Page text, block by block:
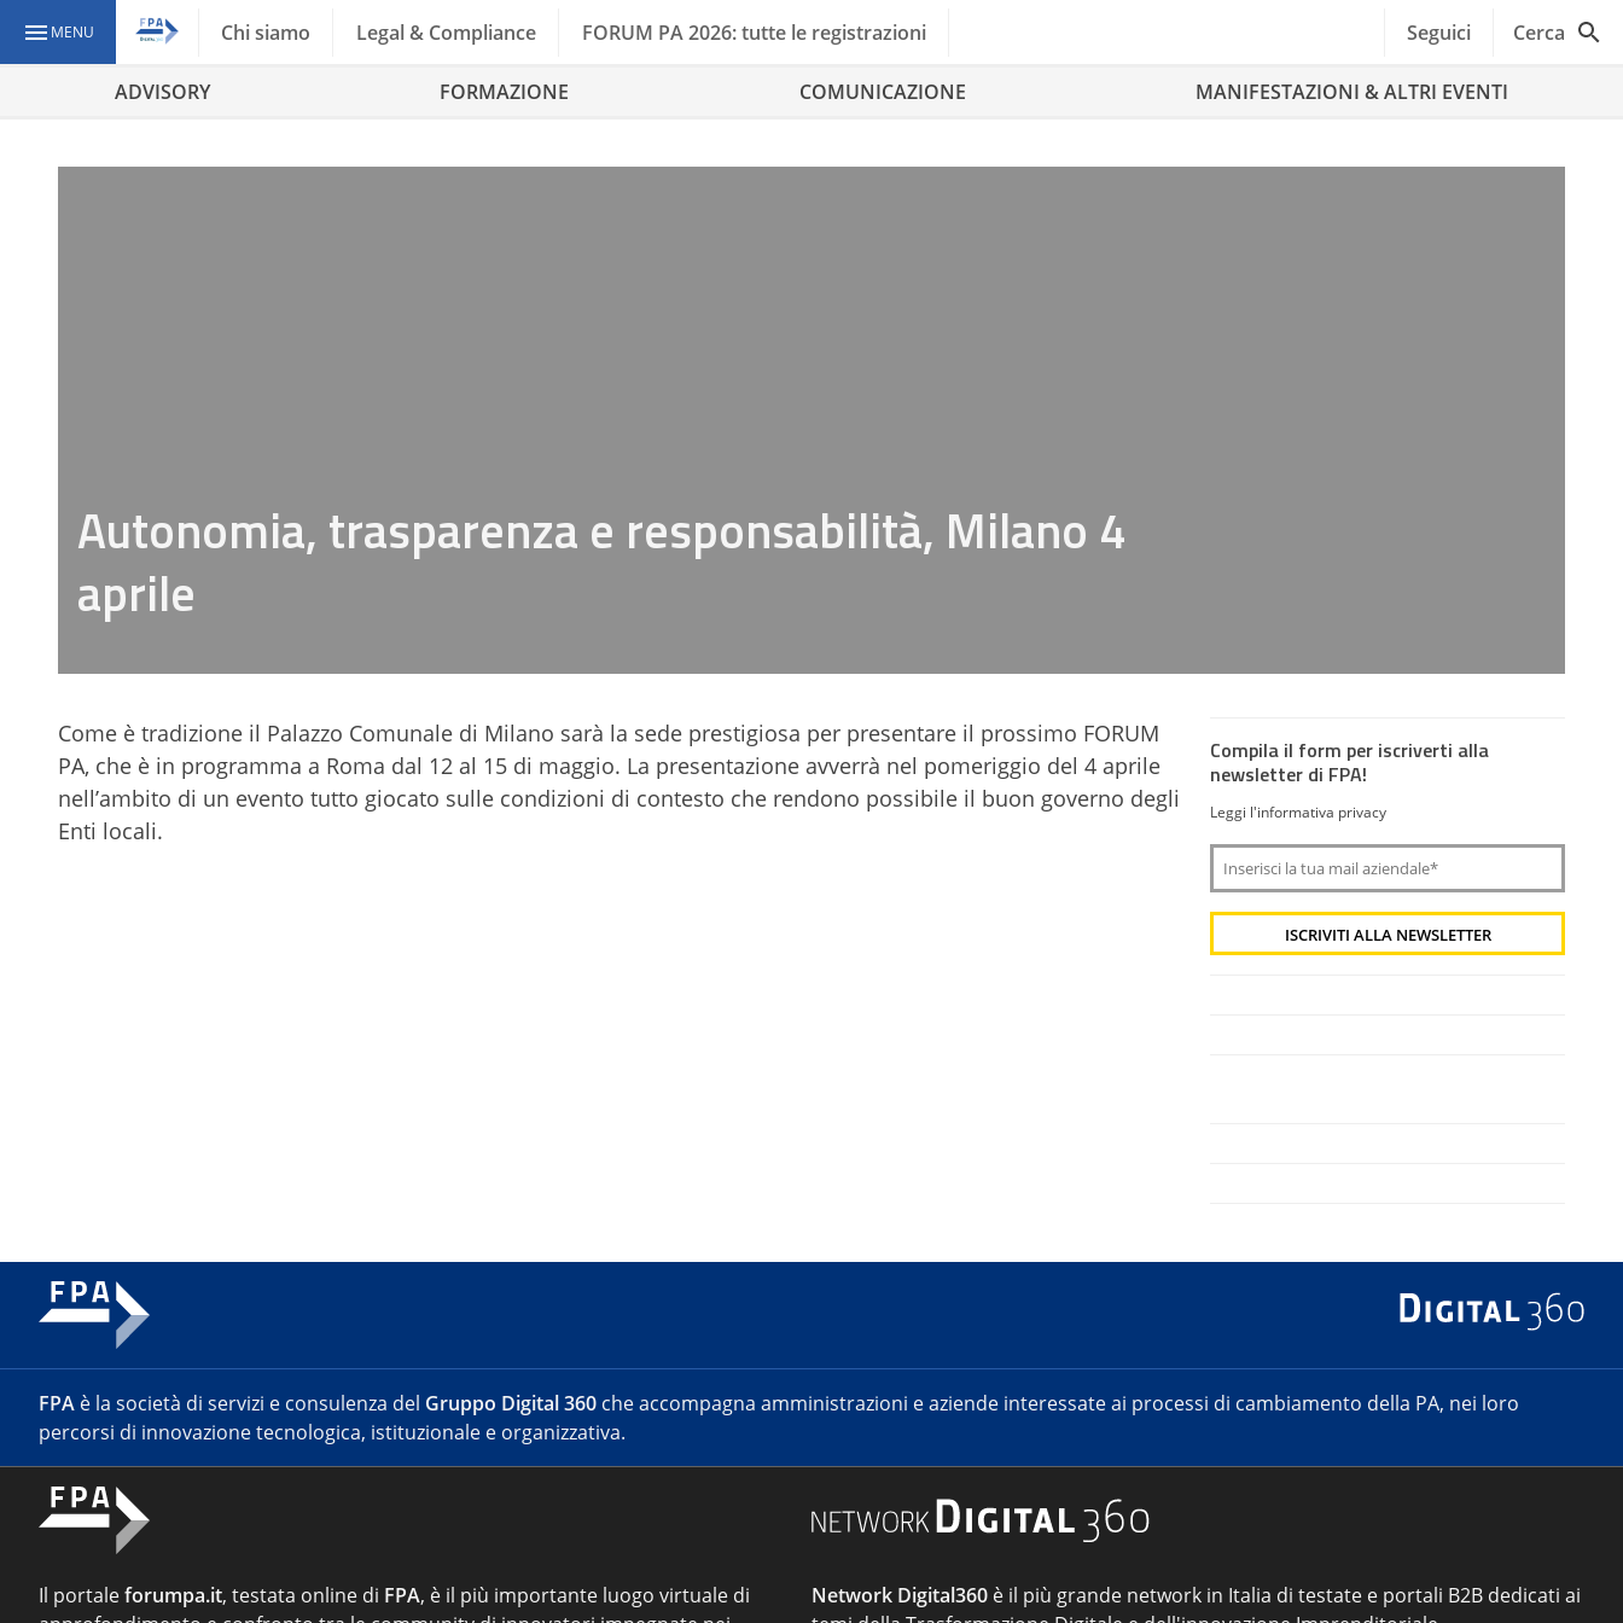
MENU Chi siamo Legal & Compliance FORUM PA 2026: tutte le registrazioni Seguici Cerca
ADVISORY FORMAZIONE COMUNICAZIONE MANIFESTAZIONI & ALTRI EVENTI
Autonomia, trasparenza e responsabilità, Milano 4
aprile
Come è tradizione il Palazzo Comunale di Milano sarà la sede prestigiosa per presentare il prossimo FORUM
PA, che è in programma a Roma dal 12 al 15 di maggio. La presentazione avverrà nel pomeriggio del 4 aprile
nell’ambito di un evento tutto giocato sulle condizioni di contesto che rendono possibile il buon governo degli
Enti locali.
Compila il form per iscriverti alla
newsletter di FPA!
Leggi l'informativa privacy
FPA è la società di servizi e consulenza del Gruppo Digital 360 che accompagna amministrazioni e aziende interessate ai processi di cambiamento della PA, nei loro
percorsi di innovazione tecnologica, istituzionale e organizzativa.
Il portaleforumpa.it, testata online di FPA, è il più importante luogo virtuale di
Network Digital360 è il più grande network in Italia di testate e portali B2B dedicati ai